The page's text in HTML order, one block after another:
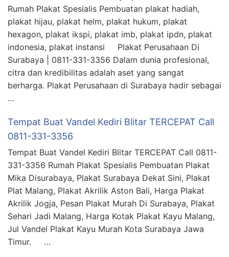
Rumah Plakat Spesialis Pembuatan plakat hadiah,
plakat hijau, plakat helm, plakat hukum, plakat
hexagon, plakat ikspi, plakat imb, plakat ipdn, plakat
indonesia, plakat instansi Plakat Perusahaan Di
Surabaya | 0811-331-3356 Dalam dunia profesional,
citra dan kredibilitas adalah aset yang sangat
berharga. Plakat Perusahaan di Surabaya hadir sebagai
…
Tempat Buat Vandel Kediri Blitar TERCEPAT Call
0811-331-3356
Tempat Buat Vandel Kediri Blitar TERCEPAT Call 0811-
331-3356 Rumah Plakat Spesialis Pembuatan Plakat
Mika Disurabaya, Plakat Surabaya Dekat Sini, Plakat
Plat Malang, Plakat Akrilik Aston Bali, Harga Plakat
Akrilik Jogja, Pesan Plakat Murah Di Surabaya, Plakat
Sehari Jadi Malang, Harga Kotak Plakat Kayu Malang,
Jul Vandel Plakat Kayu Murah Kota Surabaya Jawa
Timur. …